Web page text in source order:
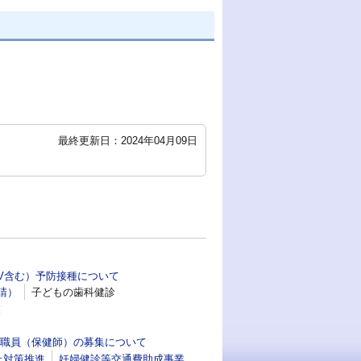
最終更新日：2024年04月09日
含む）予防接種について
子どもの歯科健診
員（保健師）の募集について